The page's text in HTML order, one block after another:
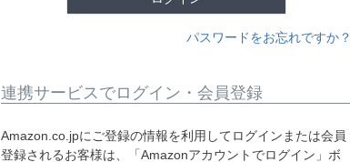
パスワードをお忘れですか？
連携サービスでログイン・会員登録
Amazon.co.jpにご登録の情報を利用してログインまたは会員
登録されるお客様は、「Amazonアカウントでログイン」ボ